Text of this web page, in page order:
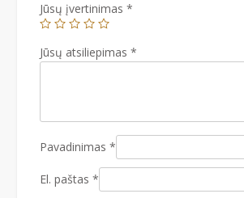
Jūsų įvertinimas *
Jūsų atsiliepimas *
Pavadinimas *
El. paštas *